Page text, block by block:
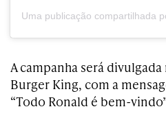
A campanha será
Burger King, com a
“Todo Ronald é bem-